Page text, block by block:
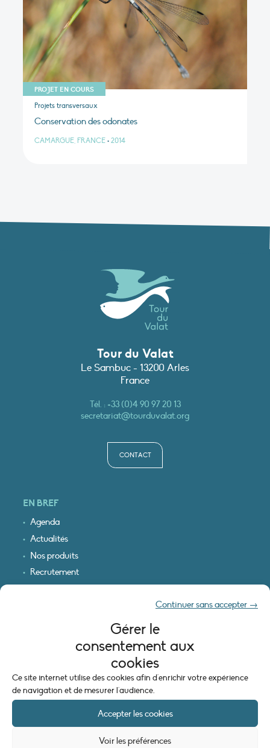
Gérer le
consentement aux
cookies
Ce site internet utilise des cookies afin d'enrichir votre expérience
de navigation et de mesurer l'audience.
Accepter les cookies
Continuer sans accepter →
Voir les préférences
PROJET EN COURS
Projets transversaux
Conservation des odonates
CAMARGUE, FRANCE • 2014
Tour du Valat
Le Sambuc - 13200 Arles
France
Tél. :+33 (0)4 90 97 20 13
secretariat@tourduvalat.org
CONTACT
EN BREF
Agenda
Actualités
Nos produits
Recrutement
INFORMATIONS LÉGALES
Mentions légales
Politique de cookies (UE)